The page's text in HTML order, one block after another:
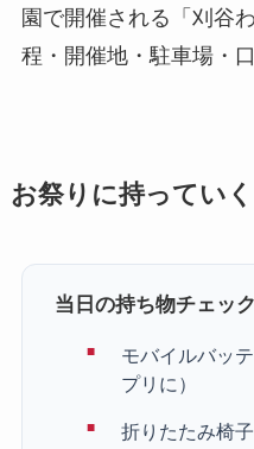
園で開催される「刈谷
程・開催地・駐車場・
お祭りに持ってい
当日の持ち物チェッ
モバイルバッ
プリに）
折りたたみ椅